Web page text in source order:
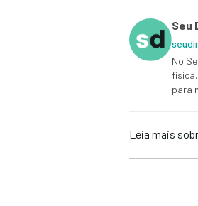
Seu
No
para
Leia mais